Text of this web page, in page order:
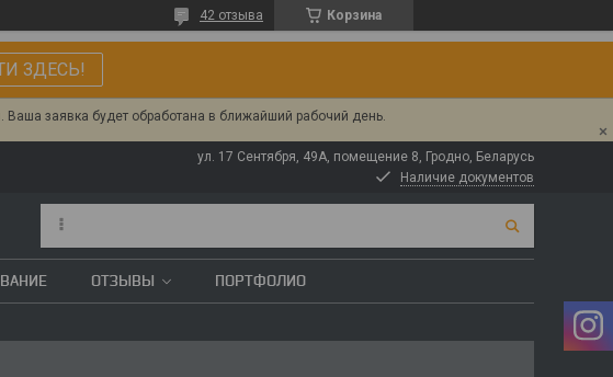
Корзина
42 отзыва
ЗДЕСЬ!
заявка будет обработана в ближайший рабочий день.
ул. 17 Сентября, 49А, помещение 8, Гродно, Беларусь
Наличие документов
ОТЗЫВЫ ПОРТФОЛИО